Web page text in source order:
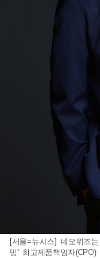
[서울=뉴시스] 네오위즈
밍' 최고제품책임자